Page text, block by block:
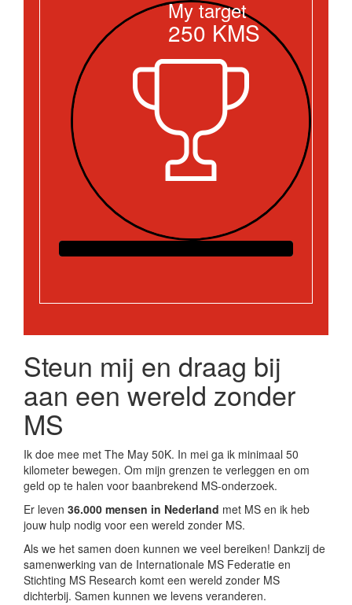
My target
250 KMS
Steun mij en draag bij
aan een wereld zonder
MS
Ik doe mee met The May 50K. In mei ga ik minimaal 50
kilometer bewegen. Om mijn grenzen te verleggen en om
geld op te halen voor baanbrekend MS-onderzoek.
Er leven 36.000 mensen in Nederland met MS en ik heb
jouw hulp nodig voor een wereld zonder MS.
Als we het samen doen kunnen we veel bereiken! Dankzij de
samenwerking van de Internationale MS Federatie en
Stichting MS Research komt een wereld zonder MS
dichterbij. Samen kunnen we levens veranderen.